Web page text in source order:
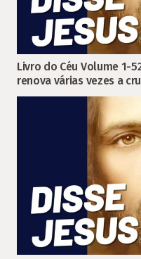
Livro do Céu Volume 1-
renova várias vezes a